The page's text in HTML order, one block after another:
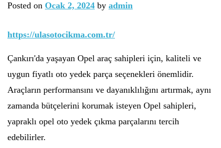
Posted on Ocak 2, 2024 by admin
https://ulasotocikma.com.tr/
Çankırı'da yaşayan Opel araç sahipleri için, kaliteli ve
uygun fiyatlı oto yedek parça seçenekleri önemlidir.
Araçların performansını ve dayanıklılığını artırmak, aynı
zamanda bütçelerini korumak isteyen Opel sahipleri,
yapraklı opel oto yedek çıkma parçalarını tercih
edebilirler.